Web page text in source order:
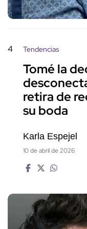
4 Tendencias
Tomé la
retira de
su boda
Karla Espejel
10 de abril de 2026